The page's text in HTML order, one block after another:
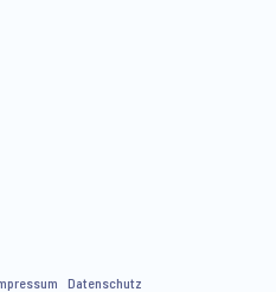
Datenschutz